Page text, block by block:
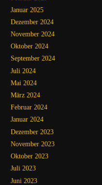
Januar 2025
Dezember 2024
November 2024
Oktober 2024
September 2024
Juli 2024
Mai 2024
März 2024
Februar 2024
Januar 2024
Dezember 2023
November 2023
Oktober 2023
Juli 2023
Juni 2023